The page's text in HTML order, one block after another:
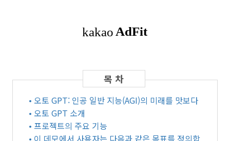
• 오토 GPT: 인공 일반 지능(AGI)의 미래를 맛보다
• 오토 GPT 소개
• 프로젝트의 주요 기능
• 이 데모에서 사용자는 다음과 같은 목표를 정의합